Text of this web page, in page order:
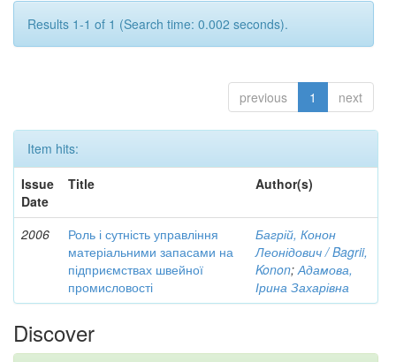
Results 1-1 of 1 (Search time: 0.002 seconds).
previous 1 next
Item hits:
Issue
Date
Title Author(s)
2006
Роль і сутність управління
матеріальними запасами на
підприємствах швейної
промисловості
Багрій, Конон
Леонідович / Bagrii,
Konon;Адамова,
Ірина Захарівна
Discover